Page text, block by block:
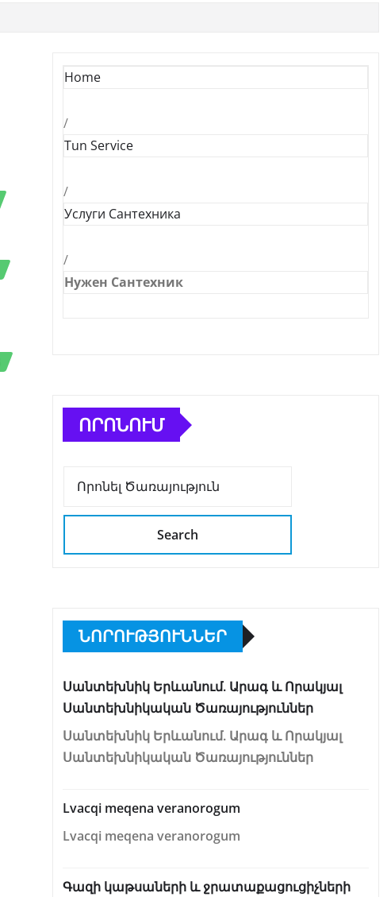
Home
/
Tun Service
/
Услуги Сантехника
/
Нужен Сантехник
ՈՐՈՆՈՒՄ
Search
ՆՈՐՈՒԹՅՈՒՆՆԵՐ
Սանտեխնիկ Երևանում. Արագ և Որակյալ
Սանտեխնիկական Ծառայություններ
Սանտեխնիկ Երևանում. Արագ և Որակյալ
Սանտեխնիկական Ծառայություններ
Lvacqi meqena veranorogum
Lvacqi meqena veranorogum
Գազի կաթսաների և ջրատաքացուցիչների